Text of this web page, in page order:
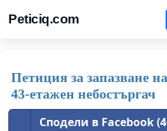
Peticiq.com
Петиция за запазване
43-етажен небостъргач
Сподели в Facebook